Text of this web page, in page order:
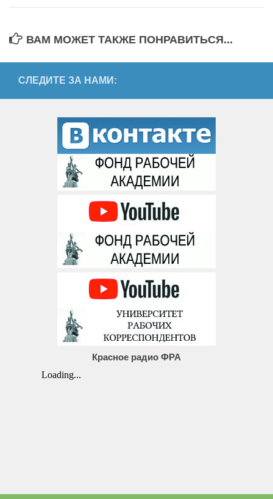
ВАМ МОЖЕТ ТАКЖЕ ПОНРАВИТЬСЯ...
СЛЕДИТЕ ЗА НАМИ:
Красное радио ФРА